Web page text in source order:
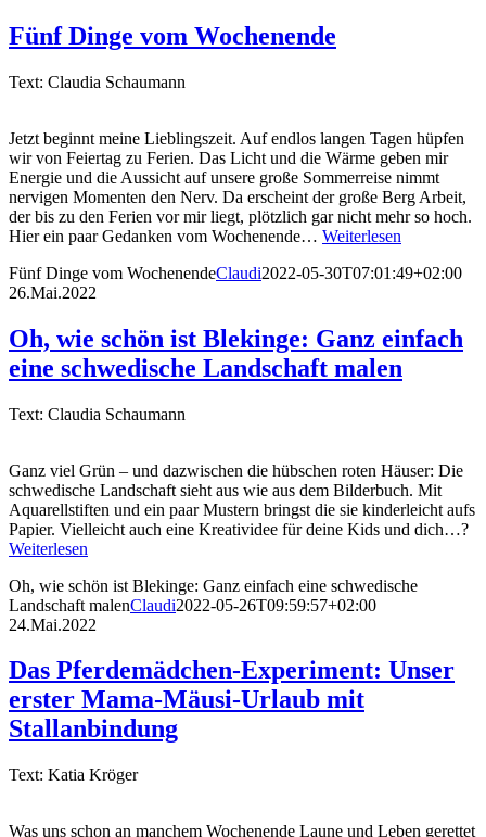
Fünf Dinge vom Wochenende
Text: Claudia Schaumann
Jetzt beginnt meine Lieblingszeit. Auf endlos langen Tagen hüpfen
wir von Feiertag zu Ferien. Das Licht und die Wärme geben mir
Energie und die Aussicht auf unsere große Sommerreise nimmt
nervigen Momenten den Nerv. Da erscheint der große Berg Arbeit,
der bis zu den Ferien vor mir liegt, plötzlich gar nicht mehr so hoch.
Hier ein paar Gedanken vom Wochenende… Weiterlesen
Fünf Dinge vom WochenendeClaudi2022-05-30T07:01:49+02:00
26.Mai.2022
Oh, wie schön ist Blekinge: Ganz einfach
eine schwedische Landschaft malen
Text: Claudia Schaumann
Ganz viel Grün – und dazwischen die hübschen roten Häuser: Die
schwedische Landschaft sieht aus wie aus dem Bilderbuch. Mit
Aquarellstiften und ein paar Mustern bringst die sie kinderleicht aufs
Papier. Vielleicht auch eine Kreatividee für deine Kids und dich…?
Weiterlesen
Oh, wie schön ist Blekinge: Ganz einfach eine schwedische
Landschaft malenClaudi2022-05-26T09:59:57+02:00
24.Mai.2022
Das Pferdemädchen-Experiment: Unser
erster Mama-Mäusi-Urlaub mit
Stallanbindung
Text: Katia Kröger
Was uns schon an manchem Wochenende Laune und Leben gerettet